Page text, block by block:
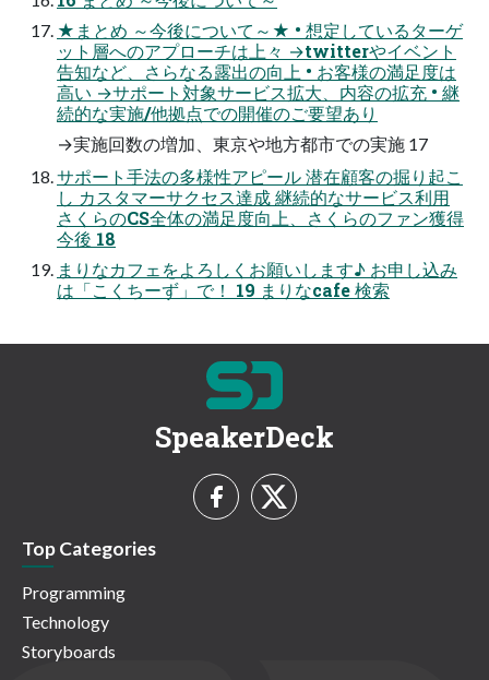
★まとめ ～今後について～★ • 想定しているターゲ
ット層へのアプローチは上々 →twitterやイベント
告知など、さらなる露出の向上 • お客様の満足度は
高い →サポート対象サービス拡大、内容の拡充 • 継
続的な実施/他拠点での開催のご要望あり
→実施回数の増加、東京や地方都市での実施 17
サポート手法の多様性アピール 潜在顧客の掘り起こ
し カスタマーサクセス達成 継続的なサービス利用
さくらのCS全体の満足度向上、さくらのファン獲得
今後 18
まりなカフェをよろしくお願いします♪ お申し込み
は「こくちーず」で！ 19 まりなcafe 検索
SpeakerDeck
Top Categories
Programming
Technology
Storyboards